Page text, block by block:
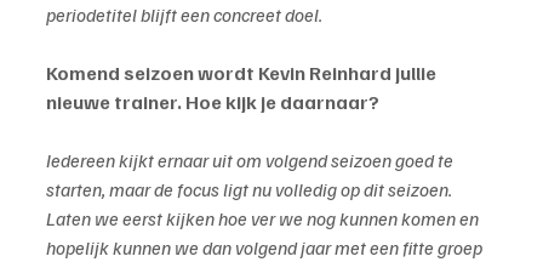
periodetitel blijft een concreet doel.
Komend seizoen wordt Kevin Reinhard jullie
nieuwe trainer. Hoe kijk je daarnaar?
Iedereen kijkt ernaar uit om volgend seizoen goed te
starten, maar de focus ligt nu volledig op dit seizoen.
Laten we eerst kijken hoe ver we nog kunnen komen en
hopelijk kunnen we dan volgend jaar met een fitte groep